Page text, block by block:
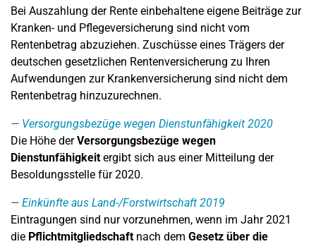
Bei Auszahlung der Rente einbehaltene eigene Beiträge zur
Kranken- und Pflegeversicherung sind nicht vom
Rentenbetrag abzuziehen. Zuschüsse eines Trägers der
deutschen gesetzlichen Rentenversicherung zu Ihren
Aufwendungen zur Krankenversicherung sind nicht dem
Rentenbetrag hinzuzurechnen.
Versorgungsbezüge wegen Dienstunfähigkeit 2020
Die Höhe derVersorgungsbezüge wegen
Dienstunfähigkeitergibt sich aus einer Mitteilung der
Besoldungsstelle für 2020.
Einkünfte aus Land-/Forstwirtschaft 2019
Eintragungen sind nur vorzunehmen, wenn im Jahr 2021
die Pflichtmitgliedschaftnach dem Gesetz über die